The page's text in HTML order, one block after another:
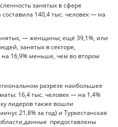
занятых в сфере
составила 140,4 тыс. человек — на
— женщины; ещё 39,1%, или
занятых в секторе,
16,9% меньше, чем во втором
разрезе наибольшее
16,4 тыс. человек — на 1,4%
лидеров также вошли
21,8% за год) и Туркестанская
предоставлены